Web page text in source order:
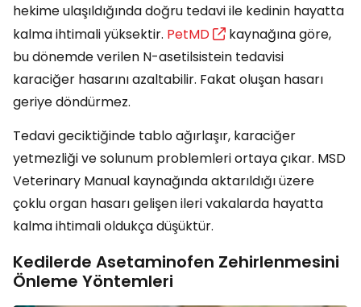
hekime ulaşıldığında doğru tedavi ile kedinin hayatta
kalma ihtimali yüksektir. PetMD
kaynağına göre,
bu dönemde verilen N-asetilsistein tedavisi
karaciğer hasarını azaltabilir. Fakat oluşan hasarı
geriye döndürmez.
Tedavi geciktiğinde tablo ağırlaşır, karaciğer
yetmezliği ve solunum problemleri ortaya çıkar. MSD
Veterinary Manual kaynağında aktarıldığı üzere
çoklu organ hasarı gelişen ileri vakalarda hayatta
kalma ihtimali oldukça düşüktür.
Kedilerde Asetaminofen Zehirlenmesini
Önleme Yöntemleri